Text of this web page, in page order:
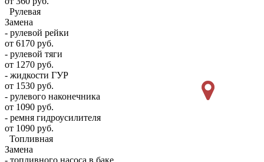
Рулевая
Замена
- рулевой рейки
от 6170 руб.
- рулевой тяги
от 1270 руб.
- жидкости ГУР
от 1530 руб.
- рулевого наконечника
от 1090 руб.
- ремня гидроусилителя
от 1090 руб.
Топливная
Замена
- топливного насоса в баке